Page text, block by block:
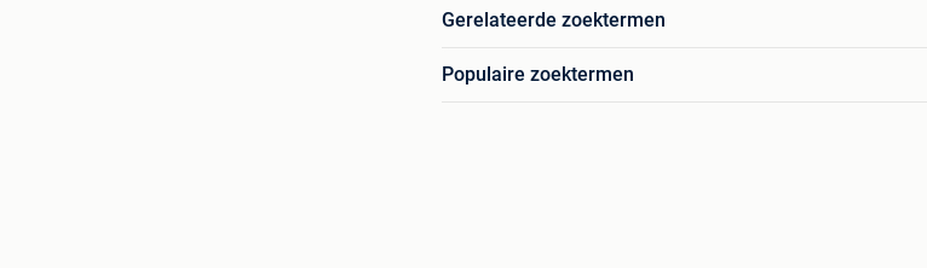
Gerelateerde zoektermen
Populaire zoektermen